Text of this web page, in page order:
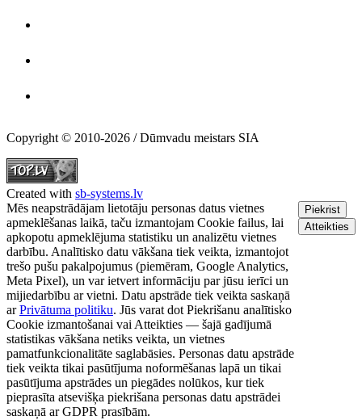
Copyright © 2010-2026 / Dūmvadu meistars SIA
Created with sb-systems.lv
Mēs neapstrādājam lietotāju personas datus vietnes
apmeklēšanas laikā, taču izmantojam Cookie failus, lai
apkopotu apmeklējuma statistiku un analizētu vietnes
darbību. Analītisko datu vākšana tiek veikta, izmantojot
trešo pušu pakalpojumus (piemēram, Google Analytics,
Meta Pixel), un var ietvert informāciju par jūsu ierīci un
mijiedarbību ar vietni. Datu apstrāde tiek veikta saskaņā
arPrivātuma politiku. Jūs varat dot Piekrišanu analītisko
Cookie izmantošanai vai Atteikties — šajā gadījumā
statistikas vākšana netiks veikta, un vietnes
pamatfunkcionalitāte saglabāsies. Personas datu apstrāde
tiek veikta tikai pasūtījuma noformēšanas lapā un tikai
pasūtījuma apstrādes un piegādes nolūkos, kur tiek
pieprasīta atsevišķa piekrišana personas datu apstrādei
saskaņā ar GDPR prasībām.
Piekrist
Atteikties